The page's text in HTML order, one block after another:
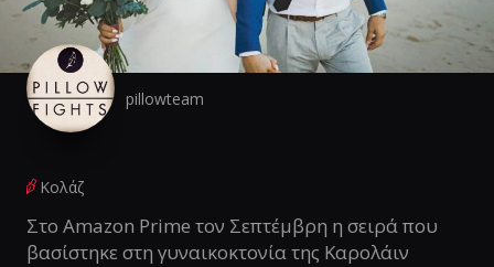
pillowteam
Κολάζ
Στο Amazon Prime τον Σεπτέμβρη η σειρά που
βασίστηκε στη γυναικοκτονία της Καρολάιν